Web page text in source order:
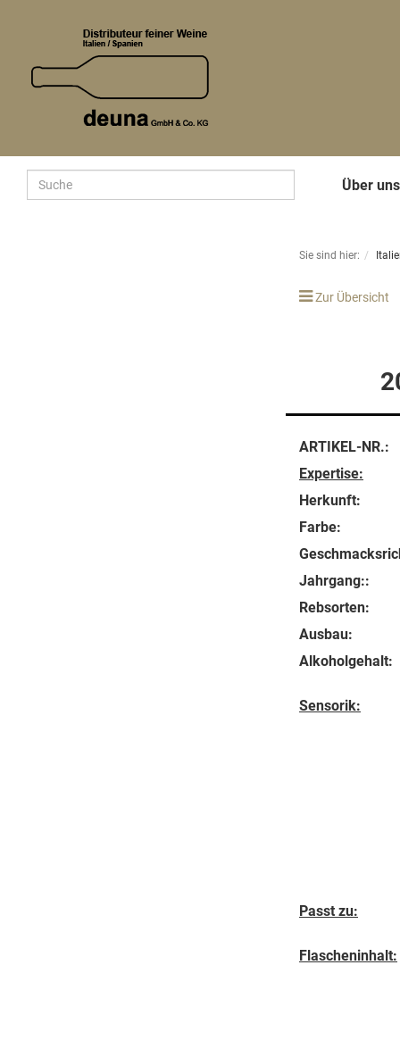
Über uns
Sie sind hier:
Zur Übersicht
ARTIKEL-NR.:
Expertise:
Herkunft:
Farbe:
Jahrgang::
Rebsorten:
Ausbau:
Alkoholgehalt:
Sensorik:
Passt zu:
Flascheninhalt: